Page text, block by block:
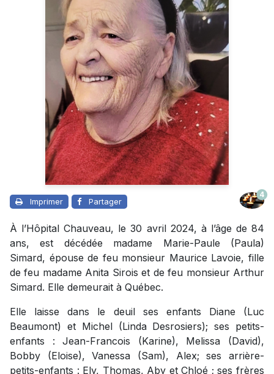
Imprimer Partager
4
À l’Hôpital Chauveau, le 30 avril 2024, à l’âge de 84
ans, est décédée madame Marie-Paule (Paula)
Simard, épouse de feu monsieur Maurice Lavoie, fille
de feu madame Anita Sirois et de feu monsieur Arthur
Simard. Elle demeurait à Québec.
Elle laisse dans le deuil ses enfants Diane (Luc
Beaumont) et Michel (Linda Desrosiers); ses petits-
enfants : Jean-Francois (Karine), Melissa (David),
Bobby (Eloise), Vanessa (Sam), Alex; ses arrière-
petits-enfants : Ely, Thomas, Aby et Chloé ; ses frères